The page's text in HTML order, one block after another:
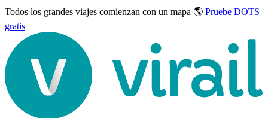
Todos los grandes viajes comienzan con un mapa 🌎 Pruebe DOTS
gratis